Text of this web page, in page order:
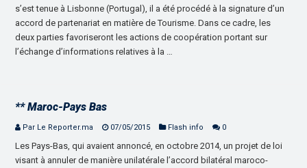
s’est tenue à Lisbonne (Portugal), il a été procédé à la signature d’un
accord de partenariat en matière de Tourisme. Dans ce cadre, les
deux parties favoriseront les actions de coopération portant sur
l’échange d’informations relatives à la …
** Maroc-Pays Bas
Par Le Reporter.ma 07/05/2015 Flash info 0
Les Pays-Bas, qui avaient annoncé, en octobre 2014, un projet de loi
visant à annuler de manière unilatérale l’accord bilatéral maroco-